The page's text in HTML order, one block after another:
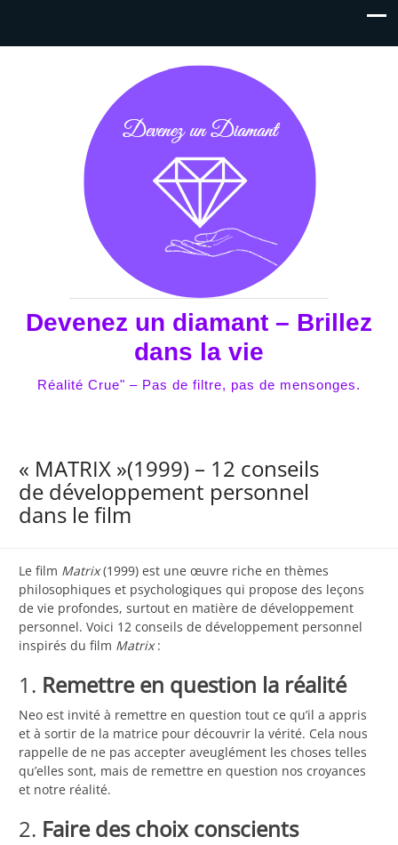
Devenez un diamant – Brillez
dans la vie
Réalité Crue" – Pas de filtre, pas de mensonges.
« MATRIX »(1999) – 12 conseils
de développement personnel
dans le film
Le film Matrix(1999) est une œuvre riche en thèmes
philosophiques et psychologiques qui propose des leçons
de vie profondes, surtout en matière de développement
personnel. Voici 12 conseils de développement personnel
inspirés du film Matrix:
1. Remettre en question la réalité
Neo est invité à remettre en question tout ce qu’il a appris
et à sortir de la matrice pour découvrir la vérité. Cela nous
rappelle de ne pas accepter aveuglément les choses telles
qu’elles sont, mais de remettre en question nos croyances
et notre réalité.
2. Faire des choix conscients